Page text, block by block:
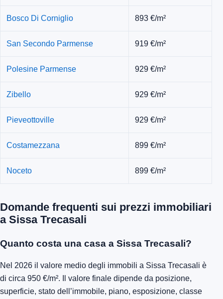
Bosco Di Corniglio 893 €/m²
San Secondo Parmense 919 €/m²
Polesine Parmense 929 €/m²
Zibello 929 €/m²
Pieveottoville 929 €/m²
Costamezzana 899 €/m²
Noceto 899 €/m²
Domande frequenti sui prezzi immobiliari
a Sissa Trecasali
Quanto costa una casa a Sissa Trecasali?
Nel 2026 il valore medio degli immobili a Sissa Trecasali è
di circa 950 €/m². Il valore finale dipende da posizione,
superficie, stato dell’immobile, piano, esposizione, classe